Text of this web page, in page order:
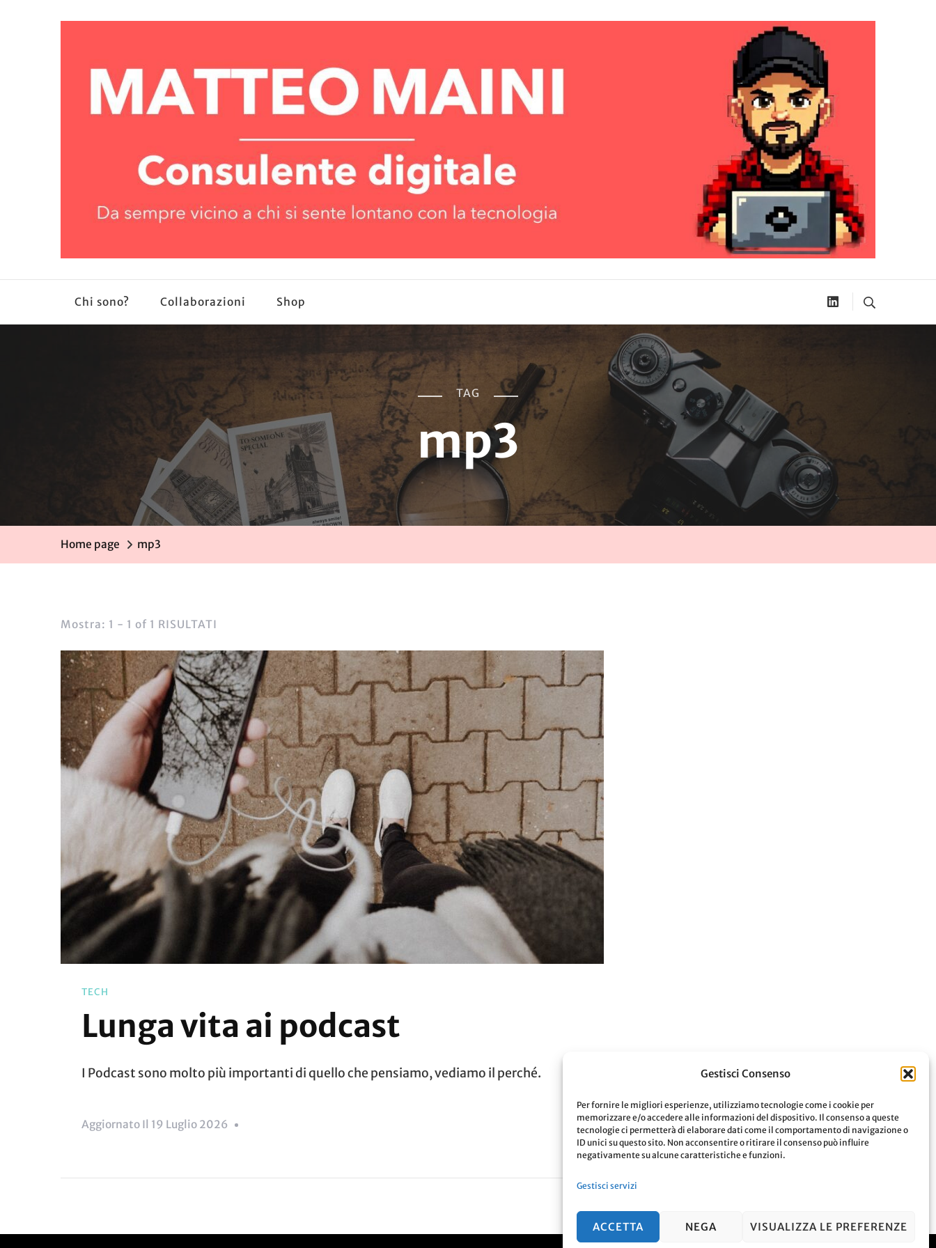
Gestisci Consenso
Per fornire le migliori esperienze, utilizziamo tecnologie come i cookie per
memorizzare e/o accedere alle informazioni del dispositivo. Il consenso a queste
tecnologie ci permetterà di elaborare dati come il comportamento di navigazione o
ID unici su questo sito. Non acconsentire o ritirare il consenso può influire
negativamente su alcune caratteristiche e funzioni.
Gestisci servizi
ACCETTA NEGA VISUALIZZA LE PREFERENZE
Chi sono? Collaborazioni Shop
TAG
mp3
Home page mp3
Mostra: 1 - 1 of 1 RISULTATI
TECH
Lunga vita ai podcast
I Podcast sono molto più importanti di quello che pensiamo, vediamo il perché.
Aggiornato Il 19 Luglio 2026 Leggi